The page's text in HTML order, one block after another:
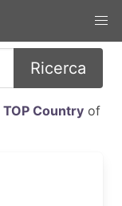
Ricerca
TOP Countryof